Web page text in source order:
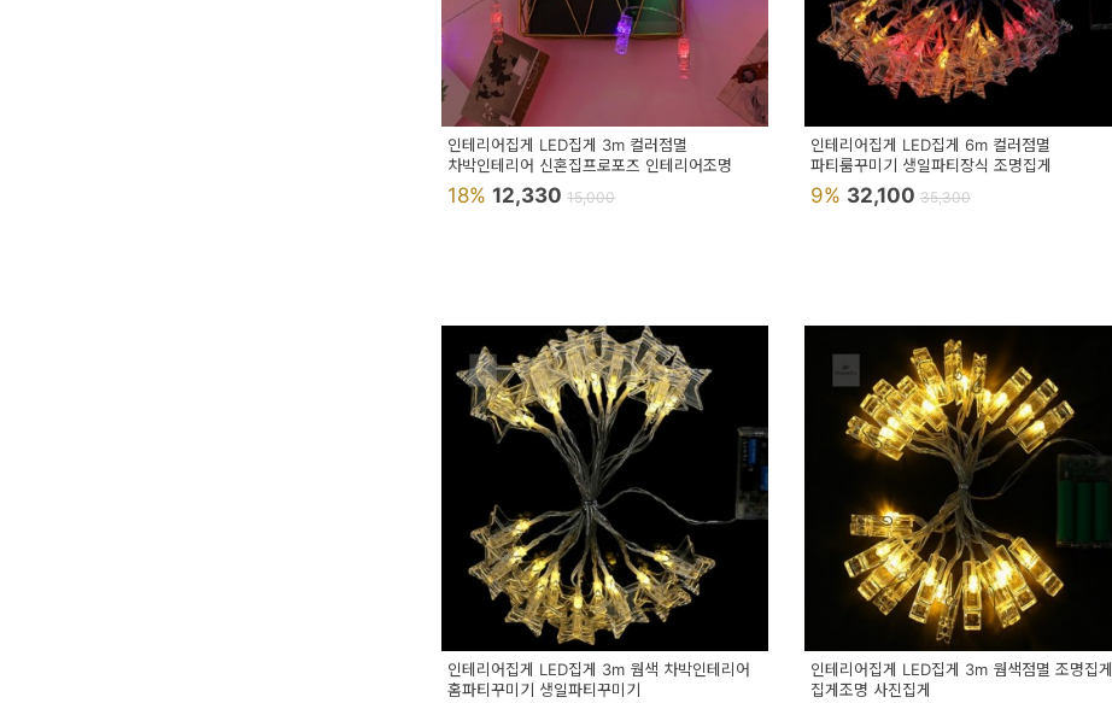
인테리어집게 LED집게 3m 컬러점멸
차박인테리어 신혼집프로포즈 인테리어조명
18%12,33015,000
인테리어집게 LED집게 6m 컬러점멸
파티룸꾸미기 생일파티장식 조명집게
9% 32,100 35,300
인테리어집게 LED집게 3m 웜색 차박인테리어
홈파티꾸미기 생일파티꾸미기
인테리어집게 LED집게 3m 웜색점멸 조명집게
집게조명 사진집게